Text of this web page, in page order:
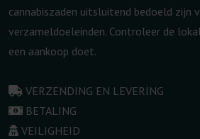
cannabiszaden uitsluitend bedoeld zijn
verzameldoeleinden. Controleer de
een aankoop doet.
VERZENDING EN LEVERING
BETALING
VEILIGHEID